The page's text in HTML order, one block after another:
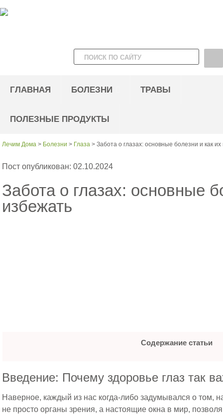
ГЛАВНАЯ БОЛЕЗНИ ТРАВЫ
ПОЛЕЗНЫЕ ПРОДУКТЫ
Лечим Дома > Болезни > Глаза >Забота о глазах: основные болезни и как
Пост опубликован: 02.10.2024
Забота о глазах: основные
избежать
Содержание статьи
Введение: Почему здоровье глаз так
Наверное, каждый из нас когда-либо задумывался о том,
не просто органы зрения, а настоящие окна в мир,